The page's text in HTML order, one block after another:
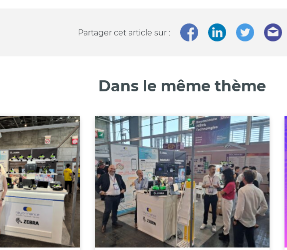
Partager cet article sur :
Dans le même thème